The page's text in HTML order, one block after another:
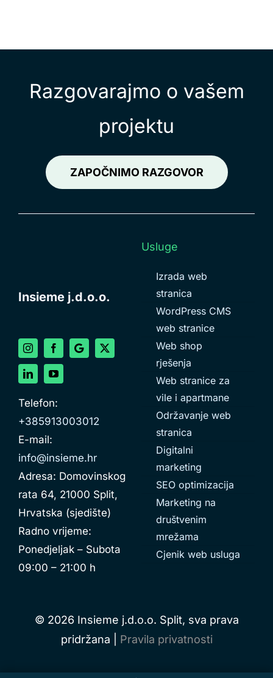
Razgovarajmo o vašem
projektu
ZAPOČNIMO RAZGOVOR
Insieme j.d.o.o.
Telefon:
+385913003012
E-mail:
info@insieme.hr
Adresa: Domovinskog
rata 64, 21000 Split,
Hrvatska (sjedište)
Radno vrijeme:
Ponedjeljak – Subota
09:00 – 21:00 h
Usluge
Izrada web
stranica
WordPress CMS
web stranice
Web shop
rješenja
Web stranice za
vile i apartmane
Održavanje web
stranica
Digitalni
marketing
SEO optimizacija
Marketing na
društvenim
mrežama
Cjenik web usluga
© 2026 Insieme j.d.o.o. Split, sva prava
pridržana | Pravila privatnosti